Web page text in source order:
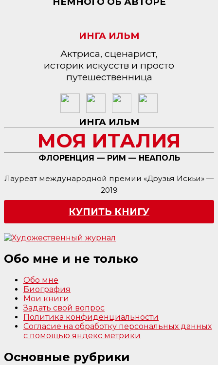
ИНГА ИЛЬМ
Актриса, сценарист,
историк искусств и просто
путешественница
ИНГА ИЛЬМ
МОЯ ИТАЛИЯ
ФЛОРЕНЦИЯ — РИМ — НЕАПОЛЬ
Лауреат международной премии «Друзья Искьи» —
2019
КУПИТЬ КНИГУ
Обо мне и не только
Обо мне
Биография
Мои книги
Задать свой вопрос
Политика конфиденциальности
Согласие на обработку персональных данных
с помощью яндекс метрики
Основные рубрики